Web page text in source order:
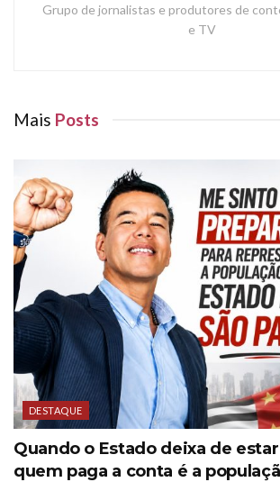
Grupo de jornalistas e produtores de
e TV
Mais Posts
DESTAQUE
Quando o Estado deixa de
quem paga a conta é a